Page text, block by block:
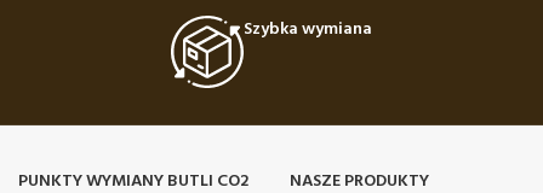
Szybka wymiana
PUNKTY WYMIANY BUTLI CO2
NASZE PRODUKTY